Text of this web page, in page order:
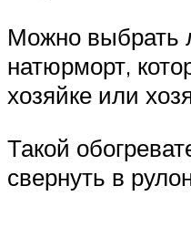
Можно выбрать
натюрморт,
хозяйке или
Такой
свернуть в